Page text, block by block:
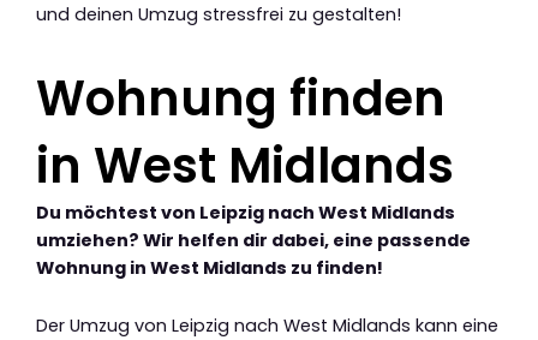
und deinen Umzug stressfrei zu gestalten!
Wohnung finden
in West Midlands
Du möchtest von Leipzig nach West Midlands
umziehen? Wir helfen dir dabei, eine passende
Wohnung in West Midlands zu finden!
Der Umzug von Leipzig nach West Midlands kann eine